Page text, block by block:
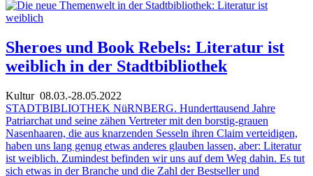
Sheroes und Book Rebels: Literatur ist
weiblich in der Stadtbibliothek
Kultur08.03.-28.05.2022
STADTBIBLIOTHEK NüRNBERG. Hunderttausend Jahre
Patriarchat und seine zähen Vertreter mit den borstig-grauen
Nasenhaaren, die aus knarzenden Sesseln ihren Claim verteidigen,
haben uns lang genug etwas anderes glauben lassen, aber: Literatur
ist weiblich. Zumindest befinden wir uns auf dem Weg dahin. Es tut
sich etwas in der Branche und die Zahl der Bestseller und